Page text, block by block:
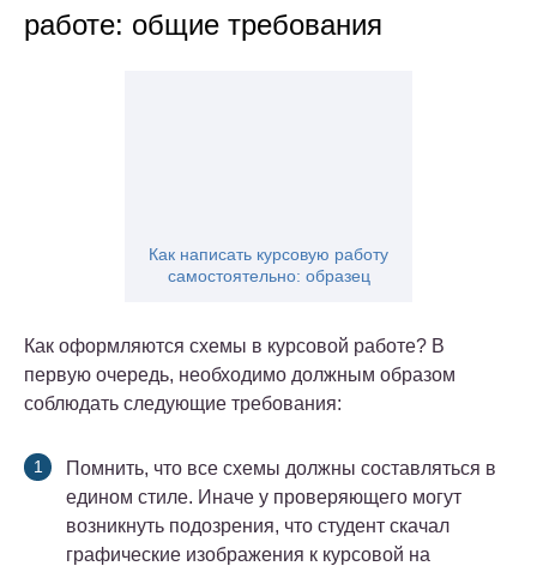
работе: общие требования
Как написать курсовую работу
самостоятельно: образец
Как оформляются схемы в курсовой работе? В
первую очередь, необходимо должным образом
соблюдать следующие требования:
Помнить, что все схемы должны составляться в
едином стиле. Иначе у проверяющего могут
возникнуть подозрения, что студент скачал
графические изображения к курсовой на